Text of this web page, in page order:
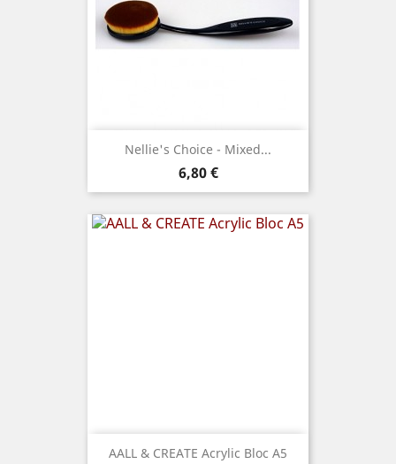
Nellie's Choice - Mixed...
Prix
6,80 €
AALL & CREATE Acrylic Bloc A5